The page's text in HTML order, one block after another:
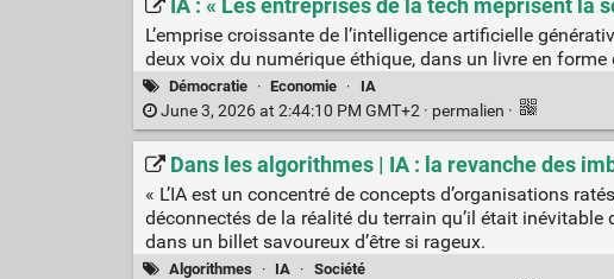
IA : « Les entreprises de la tech méprisent la
L’emprise croissante de l’intelligence artificielle
deux voix du numérique éthique, dans un livre en forme
Démocratie · Economie · IA
June 3, 2026 at 2:44:10 PM GMT+2 · permalien ·
Dans les algorithmes | IA : la revanche des
« L’IA est un concentré de concepts d’organisations
déconnectés de la réalité du terrain qu’il était
dans un billet savoureux d’être si rageux.
Algorithmes · IA · Société